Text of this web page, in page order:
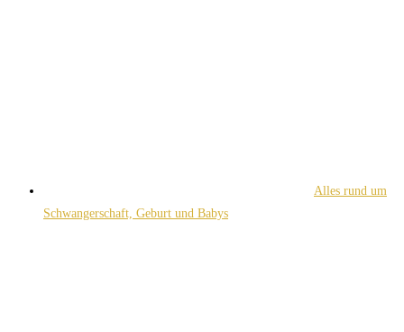
Alles rund um
Schwangerschaft, Geburt und Babys